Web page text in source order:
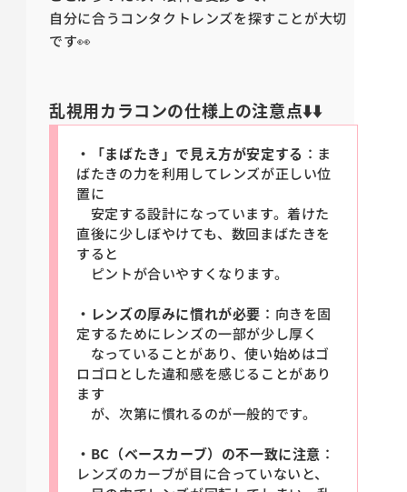
自分に合うコンタクトレンズを探すことが大切
です👀
乱視用カラコンの仕様上の注意点⬇️⬇️
・「まばたき」で見え方が安定する ：ま
ばたきの力を利用してレンズが正しい位
置に
安定する設計になっています。着けた
直後に少しぼやけても、数回まばたきを
すると
ピントが合いやすくなります。
・レンズの厚みに慣れが必要 ：向きを固
定するためにレンズの一部が少し厚く
なっていることがあり、使い始めはゴ
ロゴロとした違和感を感じることがあり
ます
が、次第に慣れるのが一般的です。
・BC（ベースカーブ）の不一致に注意 ：
レンズのカーブが目に合っていないと、